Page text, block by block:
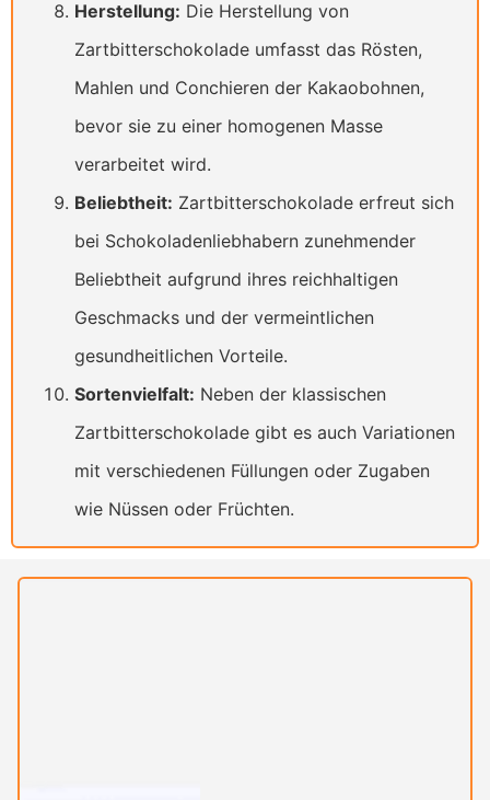
Herstellung: Die Herstellung von
Zartbitterschokolade umfasst das Rösten,
Mahlen und Conchieren der Kakaobohnen,
bevor sie zu einer homogenen Masse
verarbeitet wird.
Beliebtheit: Zartbitterschokolade erfreut sich
bei Schokoladenliebhabern zunehmender
Beliebtheit aufgrund ihres reichhaltigen
Geschmacks und der vermeintlichen
gesundheitlichen Vorteile.
Sortenvielfalt: Neben der klassischen
Zartbitterschokolade gibt es auch Variationen
mit verschiedenen Füllungen oder Zugaben
wie Nüssen oder Früchten.